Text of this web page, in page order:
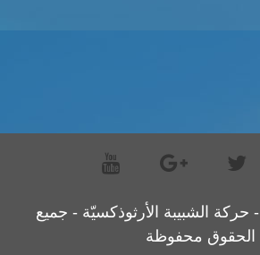
© 2008 - 2019 - حركة الشبيبة الأرثوذكسيّة - جميع
الحقوق محفوظة